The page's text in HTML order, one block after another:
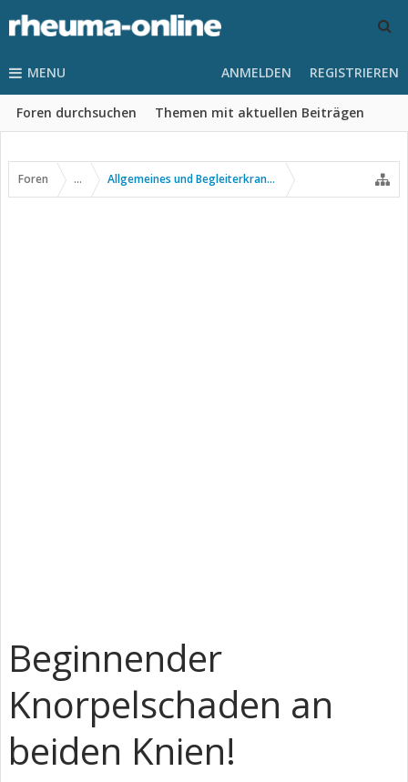
MENU
Foren durchsuchen Themen mit aktuellen Beiträgen
ANMELDEN REGISTRIEREN
Foren ... Allgemeines und Begleiterkrankungen
Beginnender
Knorpelschaden an
beiden Knien!